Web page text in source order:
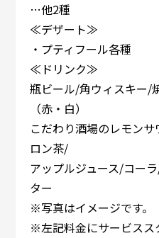
…他2種
≪デザート≫
・プティフール各種
≪ドリンク≫
瓶ビール/角ウィスキー/
（赤・白）
こだわり酒場のレモン
ロン茶/
アップルジュース/コー
ター
※写真はイメージです。
※左記料金にサービスス